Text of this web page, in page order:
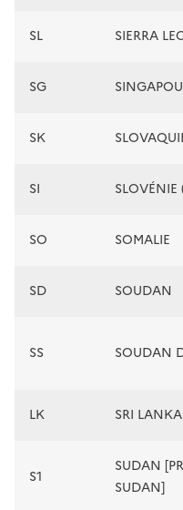
SL SIERRA
SG
SK
SI
SO SOMALIE
SD SOUDAN
SS SOUDAN
LK SRI LANKA
S1
SUDAN
SUDAN]